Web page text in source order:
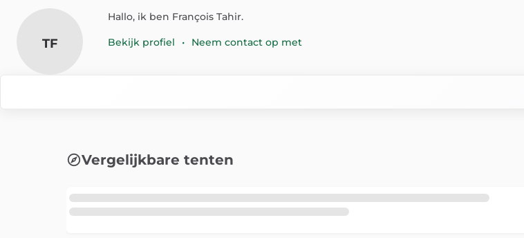
TF
Hallo, ik ben François Tahir.
Bekijk profiel • Neem contact op met
Vergelijkbare tenten